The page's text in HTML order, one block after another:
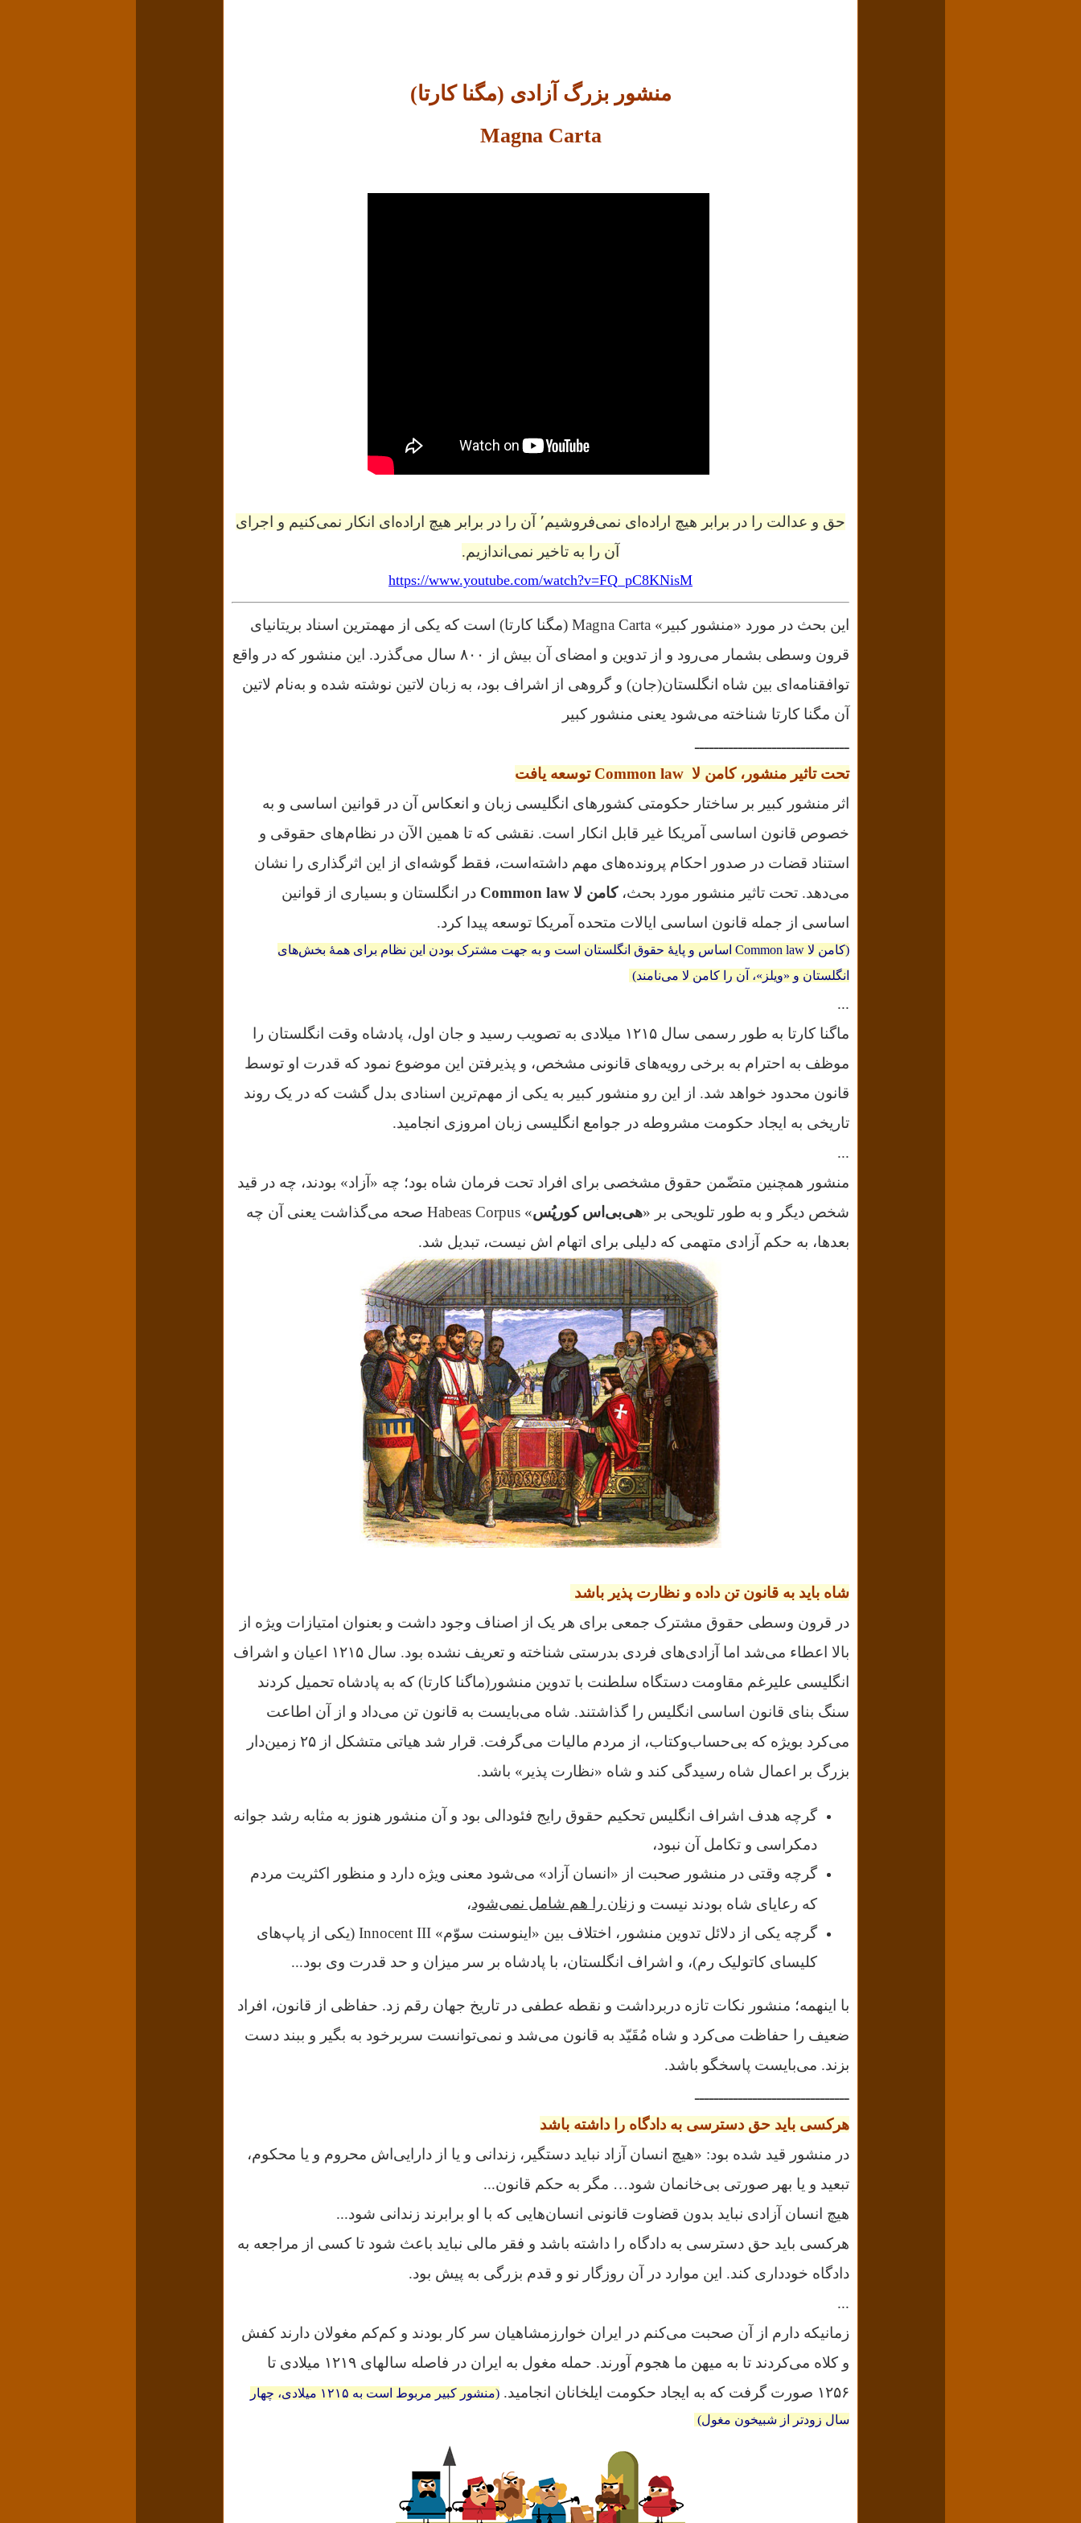
منشور بزرگ آزادی‌ (مگنا کارتا)
Magna Carta
حق و عدالت را در برابر هیچ اراده‌ای نمی‌فروشیم٬ آن را در برابر هیچ اراده‌ای انکار نمی‌کنیم و اجرای
آن را به تاخیر نمی‌اندازیم.
https://www.youtube.com/watch?v=FQ_pC8KNisM
این بحث در مورد «منشور کبیر» Magna Carta (مگنا کارتا) است که یکی از مهمترین اسناد بریتانیای
قرون وسطی بشمار می‌رود و از تدوین و امضای آن بیش از ۸۰۰ سال می‌گذرد. این منشور که در واقع
توافقنامه‌ای بین شاه انگلستان(جان) و گروهی از اشراف بود، به زبان لاتین نوشته شده و به‌نام لاتین
آن مگنا کارتا شناخته می‌شود یعنی منشور کبیر
ــــــــــــــــــــــــــــــــ
تحت تاثیر منشور، کامن لا Common law توسعه یافت
اثر منشور کبیر بر ساختار حکومتى کشور‌های انگلیسى زبان و انعکاس آن در قوانین اساسى و به
خصوص قانون اساسى آمریکا غیر قابل انکار است. نقشی که تا همین الآن در نظام‌های حقوقى و
استناد قضات در صدور احکام پرونده‌های مهم داشته‌است، فقط گوشه‌ای از این اثرگذارى را نشان
می‌دهد. تحت تاثیر منشور مورد بحث،کامن لا Common law
در انگلستان و بسیاری از قوانین
اساسی از جمله قانون اساسی ایالات متحده آمریکا توسعه پیدا کرد.
(کامن لا Common law اساس و پایهٔ حقوق انگلستان است و به جهت مشترک بودن این نظام برای همهٔ بخش‌های
انگلستان و «ویلز»، آن را کامن لا می‌نامند)
...
ماگنا کارتا به طور رسمی سال ۱۲۱۵ میلادی به تصویب رسید و جان اول، پادشاه وقت انگلستان را
موظف به احترام به برخی رویه‌های قانونی مشخص، و پذیرفتن این موضوع نمود که قدرت او توسط
قانون محدود خواهد شد. از این رو منشور کبیر به یکی از مهم‌ترین اسنادی بدل گشت که در یک روند
تاریخی به ایجاد حکومت مشروطه در جوامع انگلیسی زبان امروزی انجامید.
...
منشور همچنین متضّمن حقوق مشخصی برای افراد تحت فرمان شاه بود؛ چه «آزاد» بودند، چه در قید
شخص دیگر و به طور تلویحی بر «هی‌بی‌اس کورپُس
» Habeas Corpus صحه می‌گذاشت یعنی آن چه
بعدها، به حکم آزادی متهمی که دلیلی برای اتهام اش نیست، تبدیل شد.
شاه باید به قانون تن داده و نظارت پذیر با‌شد
در قرون وسطی حقوق مشترک جمعی برای هر یک از اصناف وجود داشت و بعنوان امتیازات ویژه از
بالا اعطاء می‌شد اما آزادی‌های فردی بدرستی شناخته و تعریف نشده بود.
سال ١٢١۵ اعیان و اشراف
انگلیسی علیرغم مقاومت دستگاه سلطنت با تدوین منشور(ماگنا کارتا) که به پادشاه تحمیل کردند
سنگ بنای قانون اساسی انگلیس را گذاشتند. شاه می‌بایست به قانون تن می‌داد و از آن اطاعت
می‌کرد بویژه که بی‌حساب‌و‌کتاب، از مردم مالیات می‌گرفت. قرار شد هیاتی متشکل از ۲۵ زمین‌دار
بزرگ بر اعمال شاه رسیدگی کند و شاه «نظارت پذیر» باشد.
گرچه هدف اشراف انگلیس تحکیم حقوق رایج فئودالی بود و آن منشور هنوز به مثابه رشد جوانه
دمکراسی و تکامل آن نبود،
گرچه وقتی در منشور صحبت از «انسان آزاد» می‌شود معنی ویژه دارد و منظور اکثریت مردم
که رعایای شاه بودند نیست و زنان را هم شامل نمی‌شود،
گرچه یکی از دلائل تدوین منشور، اختلاف بین ‌‌«اینوسنت سوّم» Innocent III (یکی از پاپ‌های
کلیسای کاتولیک رم)، و اشراف انگلستان، با پادشاه بر سر میزان و حد قدرت وی بود...
با اینهمه؛ منشور نکات تازه دربرداشت و نقطه عطفی در تاریخ جهان رقم زد. حفاظی از قانون، افراد
ضعیف را حفاظت می‌کرد و شاه مُقَیّد به قانون می‌شد و نمی‌توانست سربرخود به بگیر و ببند دست
بزند. می‌بایست پاسخگو باشد.
ــــــــــــــــــــــــــــــــ
هرکسی باید حق دسترسی به دادگاه را داشته باشد
در منشور قید شده بود: «هیچ انسان آزاد نباید دستگیر، زندانی و یا از دارایی‌اش محروم و یا محکوم،
تبعید و یا بهر صورتی بی‌خانمان شود… مگر به حکم قانون...
هیچ انسان آزادی نباید بدون قضاوت قانونی انسان‌هایی که با او برابرند زندانی شود...
هرکسی باید حق دسترسی به دادگاه را داشته باشد و فقر مالی نباید باعث شود تا کسی از مراجعه به
دادگاه خودداری کند. این موارد در آن روزگار نو و قدم بزرگی به پیش بود.
...
زمانیکه دارم از آن صحبت می‌کنم در ایران خوارزمشاهیان سر کار بودند و کم‌کم مغولان دارند کفش
و کلاه می‌کردند تا به میهن ما هجوم آورند. حمله مغول به ایران در فاصله سالهای ۱۲۱۹ میلادی تا
۱۲۵۶ صورت گرفت که به ایجاد حکومت ایلخانان انجامید.
(منشور کبیر مربوط است به ۱۲۱۵ میلادی، چهار
سال زودتر از شبیخون مغول)